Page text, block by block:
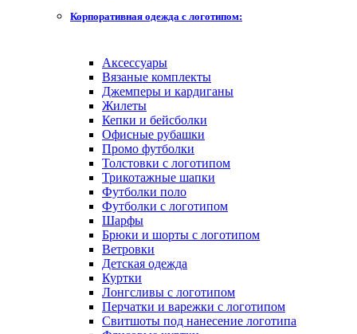
Корпоративная одежда с логотипом:
Аксессуары
Вязаные комплекты
Джемперы и кардиганы
Жилеты
Кепки и бейсболки
Офисные рубашки
Промо футболки
Толстовки с логотипом
Трикотажные шапки
Футболки поло
Футболки с логотипом
Шарфы
Брюки и шорты с логотипом
Ветровки
Детская одежда
Куртки
Лонгсливы с логотипом
Перчатки и варежки с логотипом
Свитшоты под нанесение логотипа